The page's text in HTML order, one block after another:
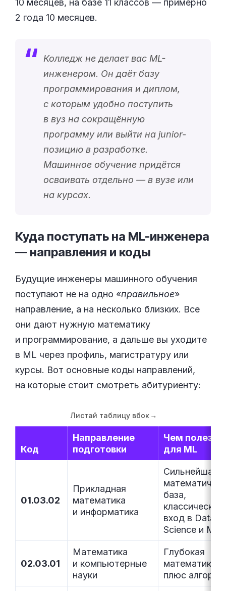
10 месяцев, на базе 11 классов — примерно
2 года 10 месяцев.
Колледж не делает вас ML-
инженером. Он даёт базу
программирования и диплом,
с которым удобно поступить
в вуз на сокращённую
программу или выйти на junior-
позицию в разработке.
Машинное обучение придётся
осваивать отдельно — в вузе или
на курсах.
Куда поступать на ML-инженера
— направления и коды
Будущие инженеры машинного обучения
поступают не на одно «правильное»
направление, а на несколько близких. Все
они дают нужную математику
и программирование, а дальше вы уходите
в ML через профиль, магистратуру или
курсы. Вот основные коды направлений,
на которые стоит смотреть абитуриенту:
Листай таблицу вбок →
Код
Направление
подготовки
Чем полезно
для ML
01.03.02
Прикладная
математика
и информатика
Сильнейшая
база,
классический
вход в Data
Science и ML
02.03.01
Математика
и компьютерные
науки
Глубокая
математика
плюс